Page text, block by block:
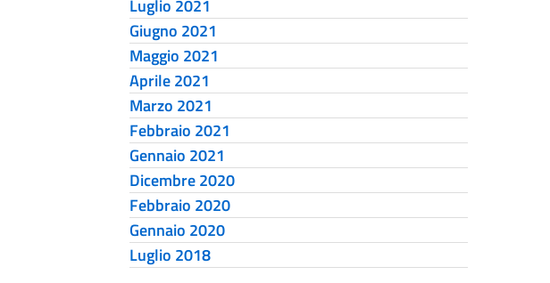
Luglio 2021
Giugno 2021
Maggio 2021
Aprile 2021
Marzo 2021
Febbraio 2021
Gennaio 2021
Dicembre 2020
Febbraio 2020
Gennaio 2020
Luglio 2018